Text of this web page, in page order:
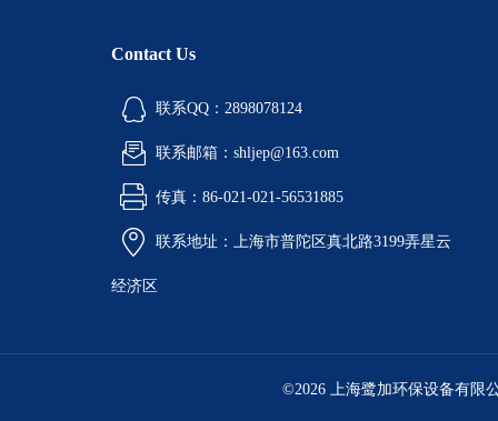
Contact Us
联系QQ：2898078124
联系邮箱：shljep@163.com
传真：86-021-021-56531885
联系地址：上海市普陀区真北路3199弄星云
经济区
©2026 上海鹭加环保设备有限